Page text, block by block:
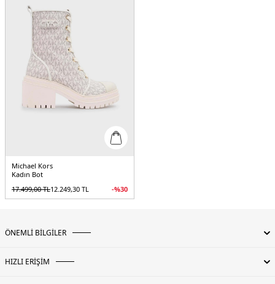
Michael Kors
Kadın Bot
17.499,00TL12.249,30 TL -%30
ÖNEMLİ BİLGİLER
HIZLI ERİŞİM